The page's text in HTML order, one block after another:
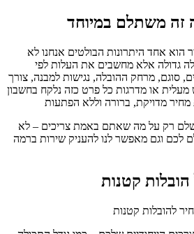
זה משתלם במיוחד
הוא אחד היתרונות הבולטים אנחנו לא
גדולה אלא מחשבים את העלות לפי
סוגם, מרחק ההובלה, נגישות למבנה, צורך
או מדרגות כל פרט כזה נלקח בחשבון
מדויקת, ברורה וללא הפתעות
רק על מה שאתם באמת צריכים – לא
לכם וגם מאפשר לנו להעניק שירות ברמה
קטנות
להובלות קטנות